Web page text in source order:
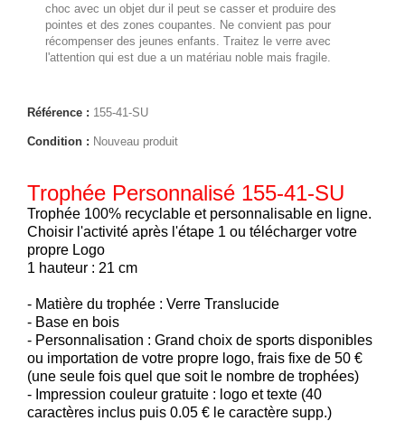
choc avec un objet dur il peut se casser et produire des
pointes et des zones coupantes. Ne convient pas pour
récompenser des jeunes enfants. Traitez le verre avec
l'attention qui est due a un matériau noble mais fragile.
Référence : 155-41-SU
Condition : Nouveau produit
Trophée Personnalisé 155-41-SU
Trophée 100% recyclable et personnalisable en ligne.
Choisir l'activité après l'étape 1 ou télécharger votre
propre Logo
1 hauteur : 21 cm
- Matière du trophée : Verre Translucide
- Base en bois
- Personnalisation : Grand choix de sports disponibles
ou importation de votre propre logo, frais fixe de 50 €
(une seule fois quel que soit le nombre de trophées)
- Impression couleur gratuite : logo et texte (40
caractères inclus puis 0.05 € le caractère supp.)